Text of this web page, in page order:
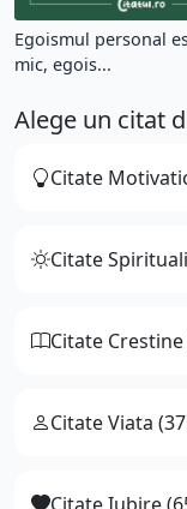
Egoismul personal
mic, egois...
Alege un citat
Citate
Citate
Citate Crestine
Citate Viata
Citate Iubire